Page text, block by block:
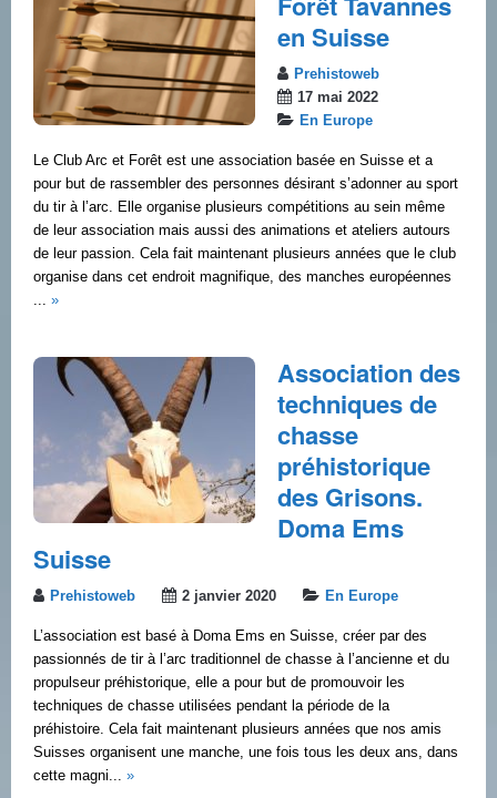
en Suisse
Prehistoweb
17 mai 2022
En Europe
Le Club Arc et Forêt est une association basée en Suisse et a
pour but de rassembler des personnes désirant s’adonner au sport
du tir à l’arc. Elle organise plusieurs compétitions au sein même
de leur association mais aussi des animations et ateliers autours
de leur passion. Cela fait maintenant plusieurs années que le club
organise dans cet endroit magnifique, des manches européennes
... »
Association des
techniques de
chasse
préhistorique
des Grisons.
Doma Ems
Suisse
Prehistoweb 2 janvier 2020 En Europe
L’association est basé à Doma Ems en Suisse, créer par des
passionnés de tir à l’arc traditionnel de chasse à l’ancienne et du
propulseur préhistorique, elle a pour but de promouvoir les
techniques de chasse utilisées pendant la période de la
préhistoire. Cela fait maintenant plusieurs années que nos amis
Suisses organisent une manche, une fois tous les deux ans, dans
cette magni... »